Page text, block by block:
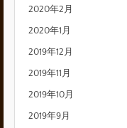
2020年2月
2020年1月
2019年12月
2019年11月
2019年10月
2019年9月